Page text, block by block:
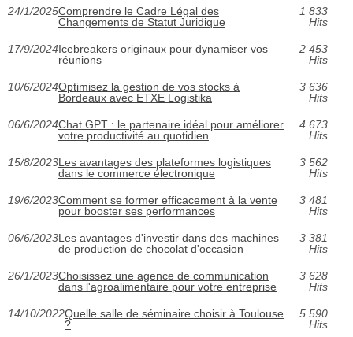
24/1/2025Comprendre le Cadre Légal des
Changements de Statut Juridique
1 833
Hits
17/9/2024Icebreakers originaux pour dynamiser vos
réunions
2 453
Hits
10/6/2024Optimisez la gestion de vos stocks à
Bordeaux avec ETXE Logistika
3 636
Hits
06/6/2024Chat GPT : le partenaire idéal pour améliorer
votre productivité au quotidien
4 673
Hits
15/8/2023Les avantages des plateformes logistiques
dans le commerce électronique
3 562
Hits
19/6/2023Comment se former efficacement à la vente
pour booster ses performances
3 481
Hits
06/6/2023Les avantages d'investir dans des machines
de production de chocolat d'occasion
3 381
Hits
26/1/2023Choisissez une agence de communication
dans l'agroalimentaire pour votre entreprise
3 628
Hits
14/10/2022Quelle salle de séminaire choisir à Toulouse
?
5 590
Hits